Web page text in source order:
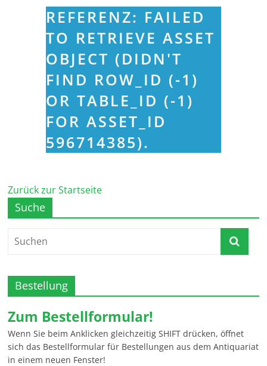
REFERENZ: FAILED
TO RETRIEVE ASSET
OBJECT (DIDN'T
FIND ROW_ID (-1)
OR TABLE_ID (-1)
FOR ASSET_ID
596714385).
Zurück zur Startseite
Suche
Bestellung
Zum Bestellformular!
Wenn Sie beim Anklicken gleichzeitig SHIFT drücken, öffnet
sich das Bestellformular für Bestellungen aus dem Antiquariat
in einem neuen Fenster!